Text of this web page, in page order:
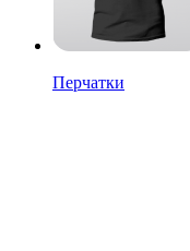
Перчатки